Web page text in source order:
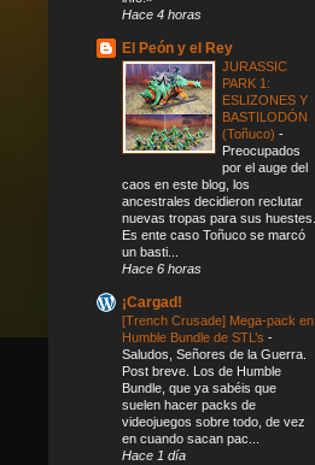
Hace 4 horas
El Peón y el Rey
JURASSIC
PARK 1:
ESLIZONES Y
BASTILODÓN
(Toñuco) -
Preocupados
por el auge del
caos en este blog, los
ancestrales decidieron reclutar
nuevas tropas para sus huestes.
Es ente caso Toñuco se marcó
un basti...
Hace 6 horas
¡Cargad!
[Trench Crusade] Mega-pack en
Humble Bundle de STL’s -
Saludos, Señores de la Guerra.
Post breve. Los de Humble
Bundle, que ya sabéis que
suelen hacer packs de
videojuegos sobre todo, de vez
en cuando sacan pac...
Hace 1 día